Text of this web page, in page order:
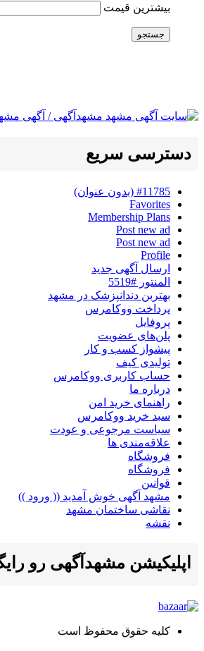
بیشترین قیمت
جستجو
دسترسی سریع
#11785 (بدون عنوان)
Favorites
Membership Plans
Post new ad
Post new ad
Profile
ارسال آگهی جدید
المنتور #5519
بهتربن دندانپزشک در مشهد
پرداخت ووکامرس
پروفایل
پلن‌های عضویت
پیشواز کسب و کار
تولیدی کیف
حساب کاربری ووکامرس
درباره ما
راهنمای خرید امن
سبد خرید ووکامرس
سیاست مرجوعی و عودت
علاقه‌مندی ها
فروشگاه
فروشگاه
قوانین
مشهد آگهی خوش آمدید (( ورود ))
نقاشی ساختمان مشهد
نقشه
اپلیکیشن مشهدآگهی رو
کلیه حقوق محفوظ است